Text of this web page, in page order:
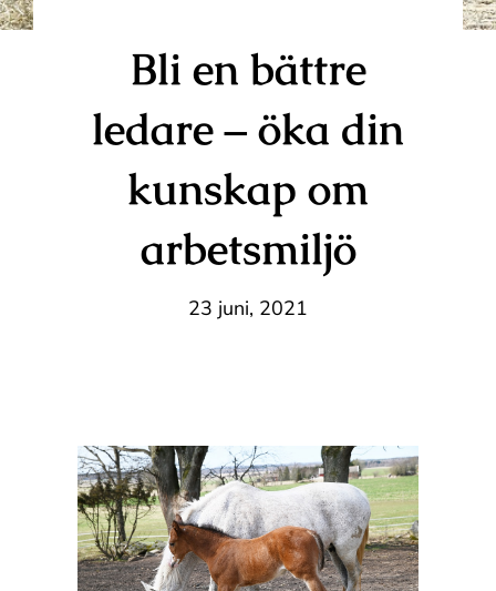
Bli en bättre
ledare – öka din
kunskap om
arbetsmiljö
23 juni, 2021